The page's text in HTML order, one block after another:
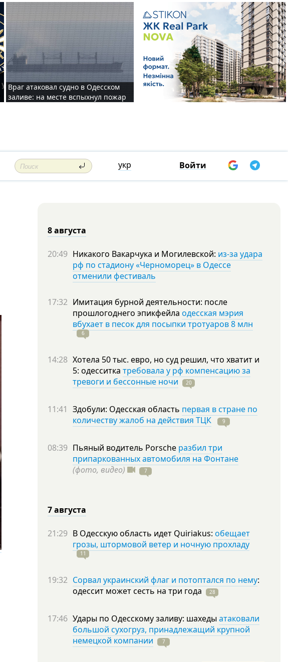
Враг атаковал судно в Одесском
заливе: на месте вспыхнул пожар
укр Войти
8 августа
20:49 Никакого Вакарчука и Могилевской: из-за удара
рф по стадиону «Черноморец» в Одессе
отменили фестиваль
17:32 Имитация бурной деятельности: после
прошлогоднего эпикфейла одесская мэрия
вбухает в песок для посыпки тротуаров 8 млн
6
14:28 Хотела 50 тыс. евро, но суд решил, что хватит и
5: одесситка требовала у рф компенсацию за
тревоги и бессонные ночи
20
11:41 Здобули: Одесская область первая в стране по
количеству жалоб на действия ТЦК
9
08:39 Пьяный водитель Porsche разбил три
припаркованных автомобиля на Фонтане
(фото, видео)
7
7 августа
21:29 В Одесскую область идет Quiriakus: обещает
грозы, штормовой ветер и ночную прохладу
11
19:32 Сорвал украинский флаг и потоптался по нему:
одессит может сесть на три года 28
17:46 Удары по Одесскому заливу: шахеды атаковали
большой сухогруз, принадлежащий крупной
немецкой компании
7